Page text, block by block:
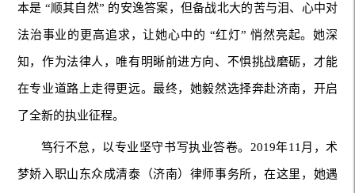
本是 “顺其自然” 的安逸答案，但备战北大的苦与泪、心中对
法治事业的更高追求，让她心中的 “红灯” 悄然亮起。她深
知，作为法律人，唯有明晰前进方向、不惧挑战磨砺，才能
在专业道路上走得更远。最终，她毅然选择奔赴济南，开启
了全新的执业征程。
笃行不怠，以专业坚守书写执业答卷。2019年11月，术
梦娇入职山东众成清泰（济南）律师事务所，在这里，她遇